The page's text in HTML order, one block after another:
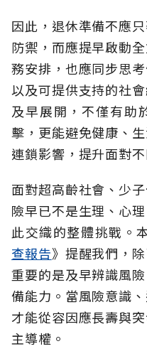
因此，退休準備不應
防禦，而應提早啟動
務安排，也應同步思
以及可提供支持的社
及早展開，不僅有助
擊，更能避免健康、
連鎖影響，提升面對
面對超高齡社會、少
險早已不是生理、心
此交織的整體挑戰。
查報告》提醒我們，
重要的是及早辨識風
備能力。當風險意識
才能從容因應長壽與
主導權。